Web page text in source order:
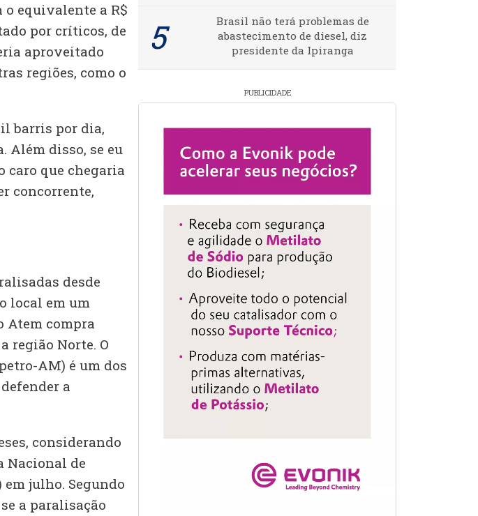
o equivalente a R$
por críticos, de
aproveitado
regiões, como o
barris por dia,
Além disso, se eu
caro que chegaria
concorrente,
desde
local em um
Atem compra
região Norte. O
AM) é um dos
a
considerando
Nacional de
julho. Segundo
a paralisação
Brasil não terá problemas de
abastecimento de diesel, diz
presidente da Ipiranga
PUBLICIDADE